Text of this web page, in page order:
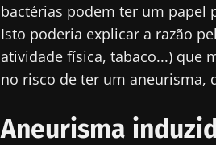
bactérias podem ter um papel
Isto poderia explicar a razão
atividade física, tabaco...) que
no risco de ter um aneurisma,
Aneurisma